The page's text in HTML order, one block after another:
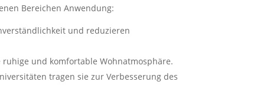
Bereichen Anwendung:
und reduzieren
und komfortable Wohnatmosphäre.
tragen sie zur Verbesserung des